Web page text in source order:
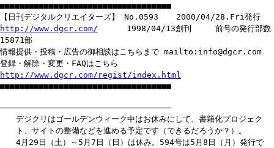
■■■■■■■■■■■■■■■■■■■■■■■■■■■■■■■■■■■
【日刊デジタルクリエイターズ】 No.0593 2000/04/28.Fri発行
http://www.dgcr.com/ 1998/04/13創刊 前号の発行部数
15871部
情報提供・投稿・広告の御相談はこちらまで mailto:info@dgcr.com
登録・解除・変更・FAQはこちら
http://www.dgcr.com/regist/index.html
■■■■■■■■■■■■■■■■■■■■■■■■■■■■■■■■■■■
───────────────────────────────────
デジクリはゴールデンウィーク中はお休みにして、書籍化プロジェク
ト、サイトの整備などを進める予定です（できるだろうか？）。
4月29日（土）～5月7日（日）は休み。594号は5月8日（月）発行で